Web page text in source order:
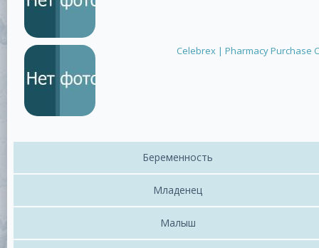
Celebrex | Pharmacy Purchase
Беременность
Младенец
Малыш